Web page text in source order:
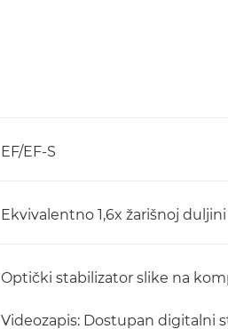
EF/EF-S
Ekvivalentno 1,6x žarišnoj
Optički stabilizator slike na
Videozapis: Dostupan digitalni